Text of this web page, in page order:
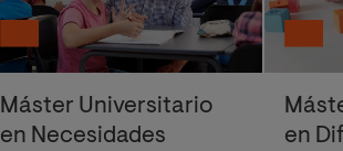
Máster Universitario
en Necesidades
en